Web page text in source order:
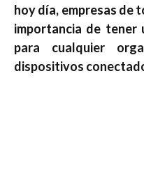
hoy día, empresas de
importancia de tener
para cualquier
dispositivos